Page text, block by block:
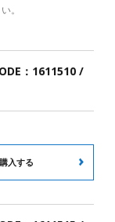
。
：1611510 /
購入する